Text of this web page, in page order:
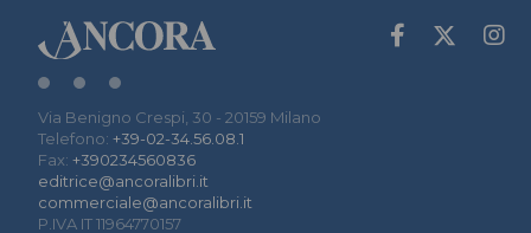
Via Benigno Crespi, 30 - 20159 Milano
Telefono: +39-02-34.56.08.1
Fax: +390234560836
editrice@ancoralibri.it
commerciale@ancoralibri.it
P.IVA IT 11964770157